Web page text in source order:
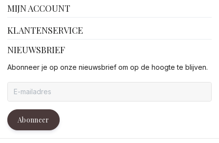
MIJN ACCOUNT
KLANTENSERVICE
NIEUWSBRIEF
Abonneer je op onze nieuwsbrief om op de hoogte te blijven.
Abonneer